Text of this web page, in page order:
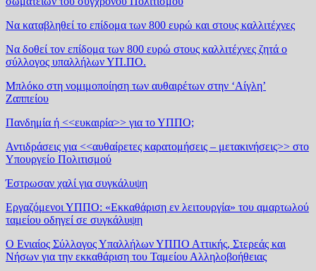
Να καταβληθεί το επίδομα των 800 ευρώ και στους καλλιτέχνες
Να δοθεί τον επίδομα των 800 ευρώ στους καλλιτέχνες ζητά ο
σύλλογος υπαλλήλων ΥΠ.ΠΟ.
Μπλόκο στη νομιμοποίηση των αυθαιρέτων στην ‘Αίγλη’
Ζαππείου
Πανδημία ή <<ευκαιρία>> για το ΥΠΠΟ;
Αντιδράσεις για <<αυθαίρετες καρατομήσεις – μετακινήσεις>> στο
Υπουργείο Πολιτισμού
Έστρωσαν χαλί για συγκάλυψη
Εργαζόμενοι ΥΠΠΟ: «Εκκαθάριση εν λειτουργία» του αμαρτωλού
ταμείου οδηγεί σε συγκάλυψη
Ο Ενιαίος Σύλλογος Υπαλλήλων ΥΠΠΟ Αττικής, Στερεάς και
Νήσων για την εκκαθάριση του Ταμείου Αλληλοβοήθειας